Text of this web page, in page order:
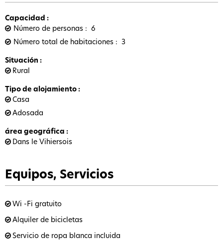
Capacidad :
Número de personas
6
Número total de habitaciones
3
Situación :
Rural
Tipo de alojamiento :
Casa
Adosada
área geográfica :
Dans le Vihiersois
Equipos, Servicios
Wi -Fi gratuito
Alquiler de bicicletas
Servicio de ropa blanca incluida